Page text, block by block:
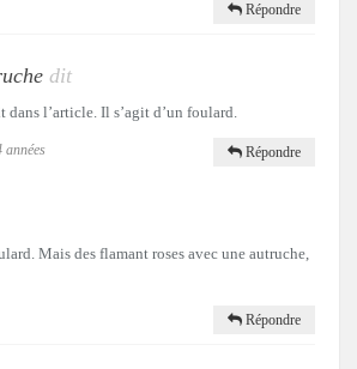
Répondre
dit
dans l’article. Il s’agit d’un foulard.
années Répondre
Mais des flamant roses avec une autruche,
Répondre